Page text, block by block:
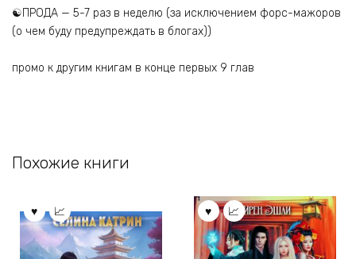
☯️ПРОДА — 5-7 раз в неделю (за исключением форс-мажоров
(о чем буду предупреждать в блогах))
промо к другим книгам в конце первых 9 глав
Похожие книги